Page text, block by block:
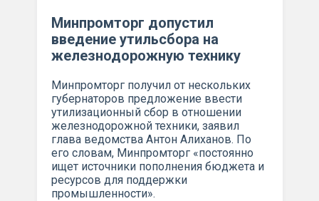
Минпромторг допустил
введение утильсбора на
железнодорожную технику
Минпромторг получил от нескольких
губернаторов предложение ввести
утилизационный сбор в отношении
железнодорожной техники, заявил
глава ведомства Антон Алиханов. По
его словам, Минпромторг «постоянно
ищет источники пополнения бюджета и
ресурсов для поддержки
промышленности».